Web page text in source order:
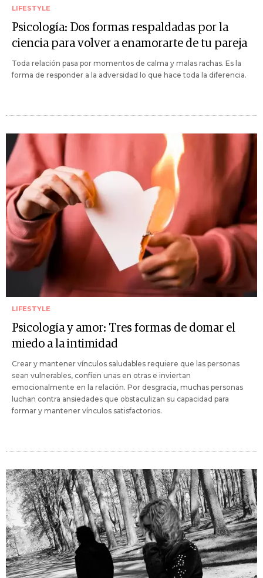
LIFESTYLE
Psicología: Dos formas respaldadas por la
ciencia para volver a enamorarte de tu pareja
Toda relación pasa por momentos de calma y malas rachas. Es la
forma de responder a la adversidad lo que hace toda la diferencia.
LIFESTYLE
Psicología y amor: Tres formas de domar el
miedo a la intimidad
Crear y mantener vínculos saludables requiere que las personas
sean vulnerables, confíen unas en otras e inviertan
emocionalmente en la relación. Por desgracia, muchas personas
luchan contra ansiedades que obstaculizan su capacidad para
formar y mantener vínculos satisfactorios.